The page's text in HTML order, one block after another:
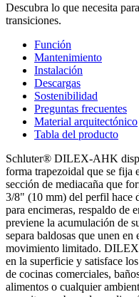
Descubra lo que necesita
transiciones.
Función
Mantenimiento
Instalación
Descargas
Sostenibilidad
Preguntas frecuentes
Material arquitectónico
Tabla del producto
Schluter® DILEX-AHK
forma trapezoidal que se fija
sección de mediacaña que
3/8" (10 mm) del perfil
para encimeras, respaldo de
previene la acumulación de
separa baldosas que unen
movimiento limitado.
en la superficie y satisface
de cocinas comerciales,
alimentos o cualquier